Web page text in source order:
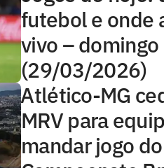
futebol e onde
vivo – domingo
(29/03/2026)
⁠Atlético-MG
MRV para
mandar jogo do